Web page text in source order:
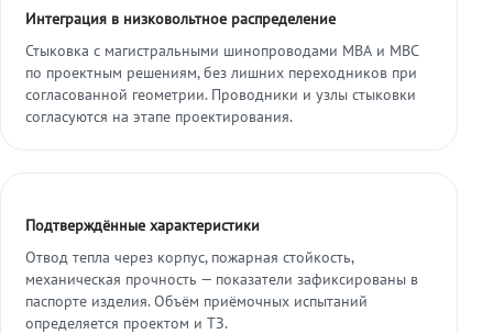
Интеграция в низковольтное распределение
Стыковка с магистральными шинопроводами МВА и МВС
по проектным решениям, без лишних переходников при
согласованной геометрии. Проводники и узлы стыковки
согласуются на этапе проектирования.
Подтверждённые характеристики
Отвод тепла через корпус, пожарная стойкость,
механическая прочность — показатели зафиксированы в
паспорте изделия. Объём приёмочных испытаний
определяется проектом и ТЗ.